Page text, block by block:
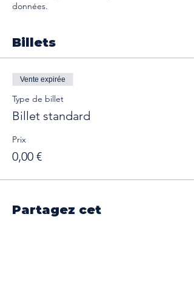
données.
Billets
Vente expirée
Type de billet
Billet standard
Prix
0,00 €
Partagez cet